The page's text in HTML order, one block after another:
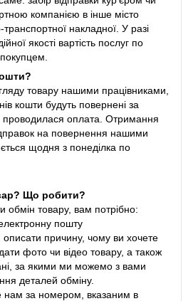
компанією в інше місто
транспортної накладної. У разі
якості вартість послуг по
товару нашими працівниками,
кошти будуть повернені за
проводилася оплата. Отримання
на повернення нашими
щодня з понеділка по
Що робити?
обмін товару, вам потрібно:
пошту
причину, чому ви хочете
фото чи відео товару, а також
за якими ми можемо з вами
деталей обміну.
нам за номером, вказаним в